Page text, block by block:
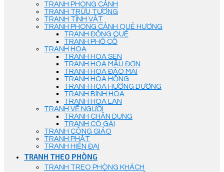
TRANH PHONG CẢNH
TRANH TRỪU TƯỢNG
TRANH TĨNH VẬT
TRANH PHONG CẢNH QUÊ HƯƠNG
TRANH ĐỒNG QUÊ
TRANH PHỐ CỔ
TRANH HOA
TRANH HOA SEN
TRANH HOA MẪU ĐƠN
TRANH HOA ĐÀO MAI
TRANH HOA HỒNG
TRANH HOA HƯỚNG DƯƠNG
TRANH BÌNH HOA
TRANH HOA LAN
TRANH VẼ NGƯỜI
TRANH CHÂN DUNG
TRANH CÔ GÁI
TRANH CÔNG GIÁO
TRANH PHẬT
TRANH HIỆN ĐẠI
TRANH THEO PHÒNG
TRANH TREO PHÒNG KHÁCH